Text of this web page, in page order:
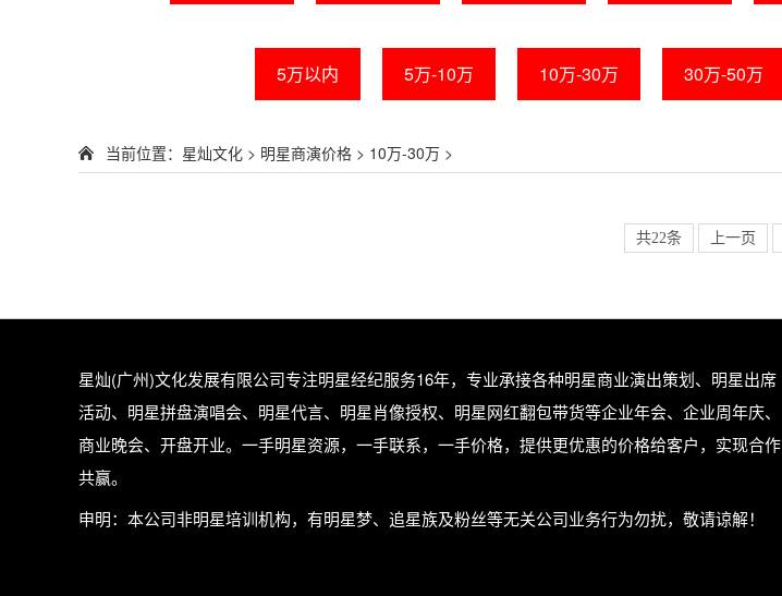
5万以内 5万-10万 10万-30万 30万-50万
当前位置： 星灿文化 > 明星商演价格 > 10万-30万 >
共22条 上一页
星灿(广州)文化发展有限公司专注明星经纪服务16年，专业承接各种明星商业演出策划、明星出席
活动、明星拼盘演唱会、明星代言、明星肖像授权、明星网红翻包带货等企业年会、企业周年庆、
商业晚会、开盘开业。一手明星资源，一手联系，一手价格，提供更优惠的价格给客户，实现合作
共赢。
申明：本公司非明星培训机构，有明星梦、追星族及粉丝等无关公司业务行为勿扰，敬请谅解！